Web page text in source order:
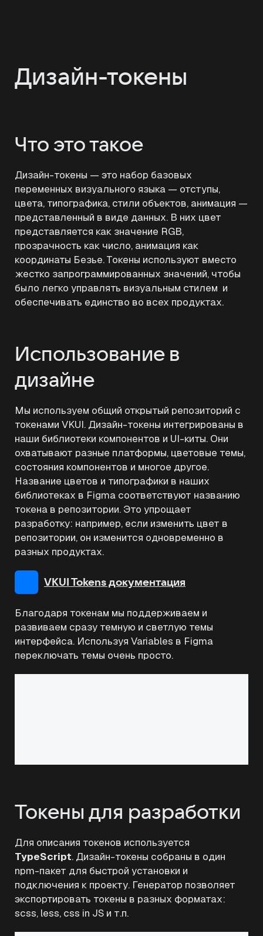
Дизайн-токены
Что это такое
Дизайн-токены — это набор базовых
переменных визуального языка — отступы,
цвета, типографика, стили объектов, анимация —
представленный в виде данных. В них цвет
представляется как значение RGB,
прозрачность как число, анимация как
координаты Безье. Токены используют вместо
жестко запрограммированных значений, чтобы
было легко управлять визуальным стилем и
обеспечивать единство во всех продуктах.
Использование в
дизайне
Мы используем общий открытый репозиторий с
токенами VKUI. Дизайн-токены интегрированы в
наши библиотеки компонентов и UI-киты. Они
охватывают разные платформы, цветовые темы,
состояния компонентов и многое другое.
Название цветов и типографики в наших
библиотеках в Figma соответствуют названию
токена в репозитории. Это упрощает
разработку: например, если изменить цвет в
репозитории, он изменится одновременно в
разных продуктах.
VKUI Tokens документация
Благодаря токенам мы поддерживаем и
развиваем сразу темную и светлую темы
интерфейса. Используя Variables в Figma
переключать темы очень просто.
Токены для разработки
Для описания токенов используется
TypeScript. Дизайн-токены собраны в один
npm-пакет для быстрой установки и
подключения к проекту. Генератор позволяет
экспортировать токены в разных форматах:
scss, less, css in JS и т.п.